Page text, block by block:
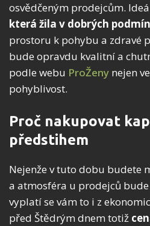
osvědčeným prodejcům.
která žila v dobrých
prostoru k pohybu a zdravé
bude opravdu kvalitní a
podle webu ProŽeny nejen
pohyblivost.
Proč nakupovat
předstihem
Nejenže v tuto dobu budete
a atmosféra u prodejců
vyplatí se vám to i z
před Štědrým dnem totiž